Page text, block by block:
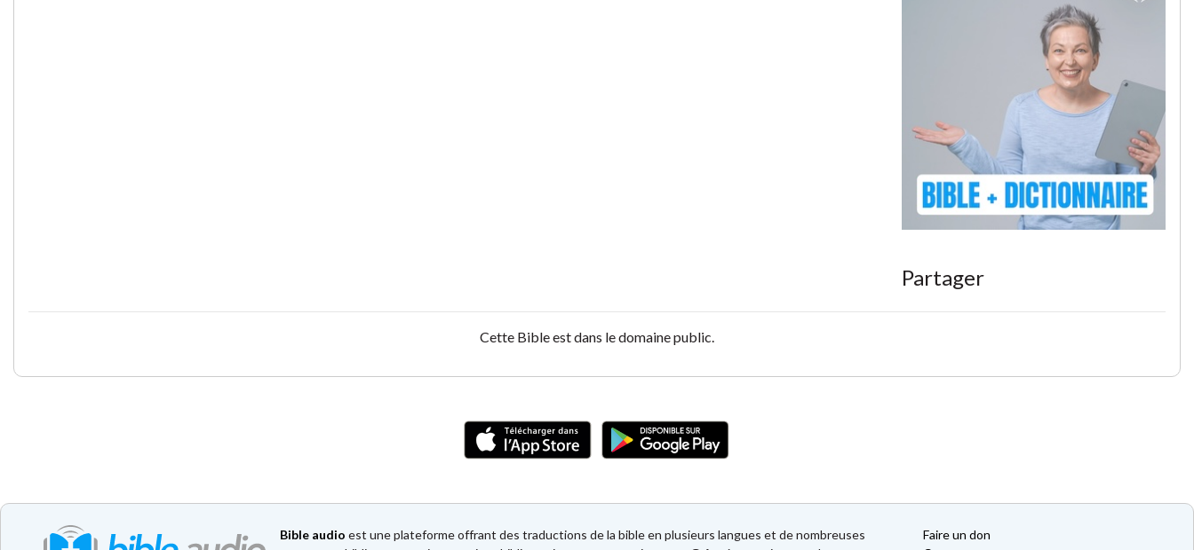
Partager
Cette Bible est dans le domaine public.
Bible audio est une plateforme offrant des traductions de la bible en plusieurs langues et de nombreuses
Faire un don